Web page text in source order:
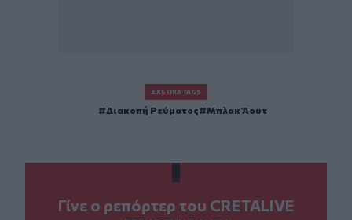
ΣΧΕΤΙΚΆ TAGS
Διακοπή Ρεύματος Μπλακ Άουτ
Γίνε ο ρεπόρτερ του CRETALIVE